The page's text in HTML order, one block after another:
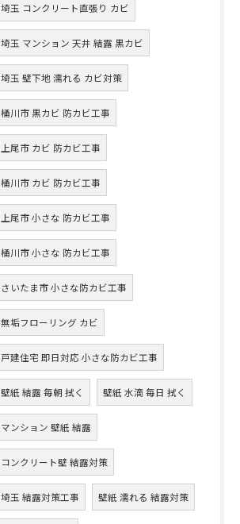
埼玉 コンクリート直張り カビ
埼玉 マンション 天井 結露 黒カビ
埼玉 壁下地 濡れる カビ対策
桶川市 黒カビ 防カビ工事
上尾市 カビ 防カビ工事
桶川市 カビ 防カビ工事
上尾市 小さな 防カビ工事
桶川市 小さな 防カビ工事
さいたま市 小さな防カビ工事
無垢フローリング カビ
戸建住宅 即日対応 小さな防カビ工事
壁紙 結露 毎朝 拭く 壁紙 水滴 毎日 拭く
マンション 壁紙 結露
コンクリート壁 結露対策
埼玉 結露対策工事 壁紙 濡れる 結露対策